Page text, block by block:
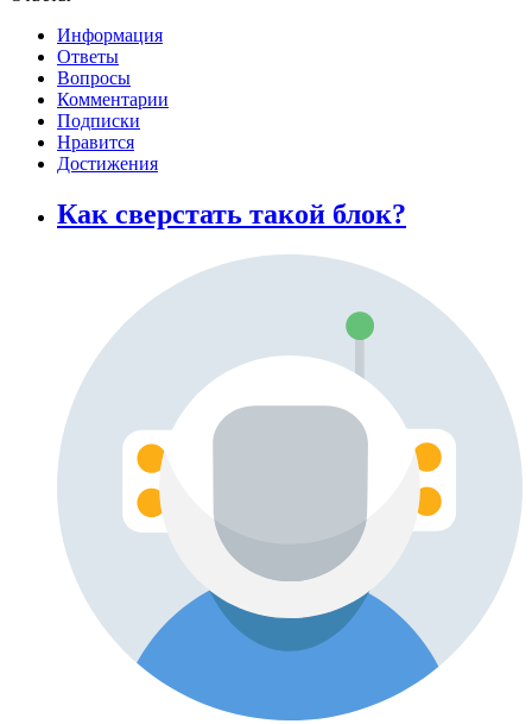
Информация
Ответы
Вопросы
Комментарии
Подписки
Нравится
Достижения
Как сверстать такой блок?